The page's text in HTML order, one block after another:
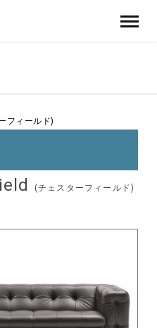
フィールド)
(チェスターフィールド)